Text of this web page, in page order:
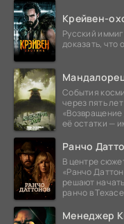
Крейвен-
Русский
доказать, что
События
через пять
её остатки —
Ранчо
В центре
«Ранчо
решают
ранчо в
Менеджер